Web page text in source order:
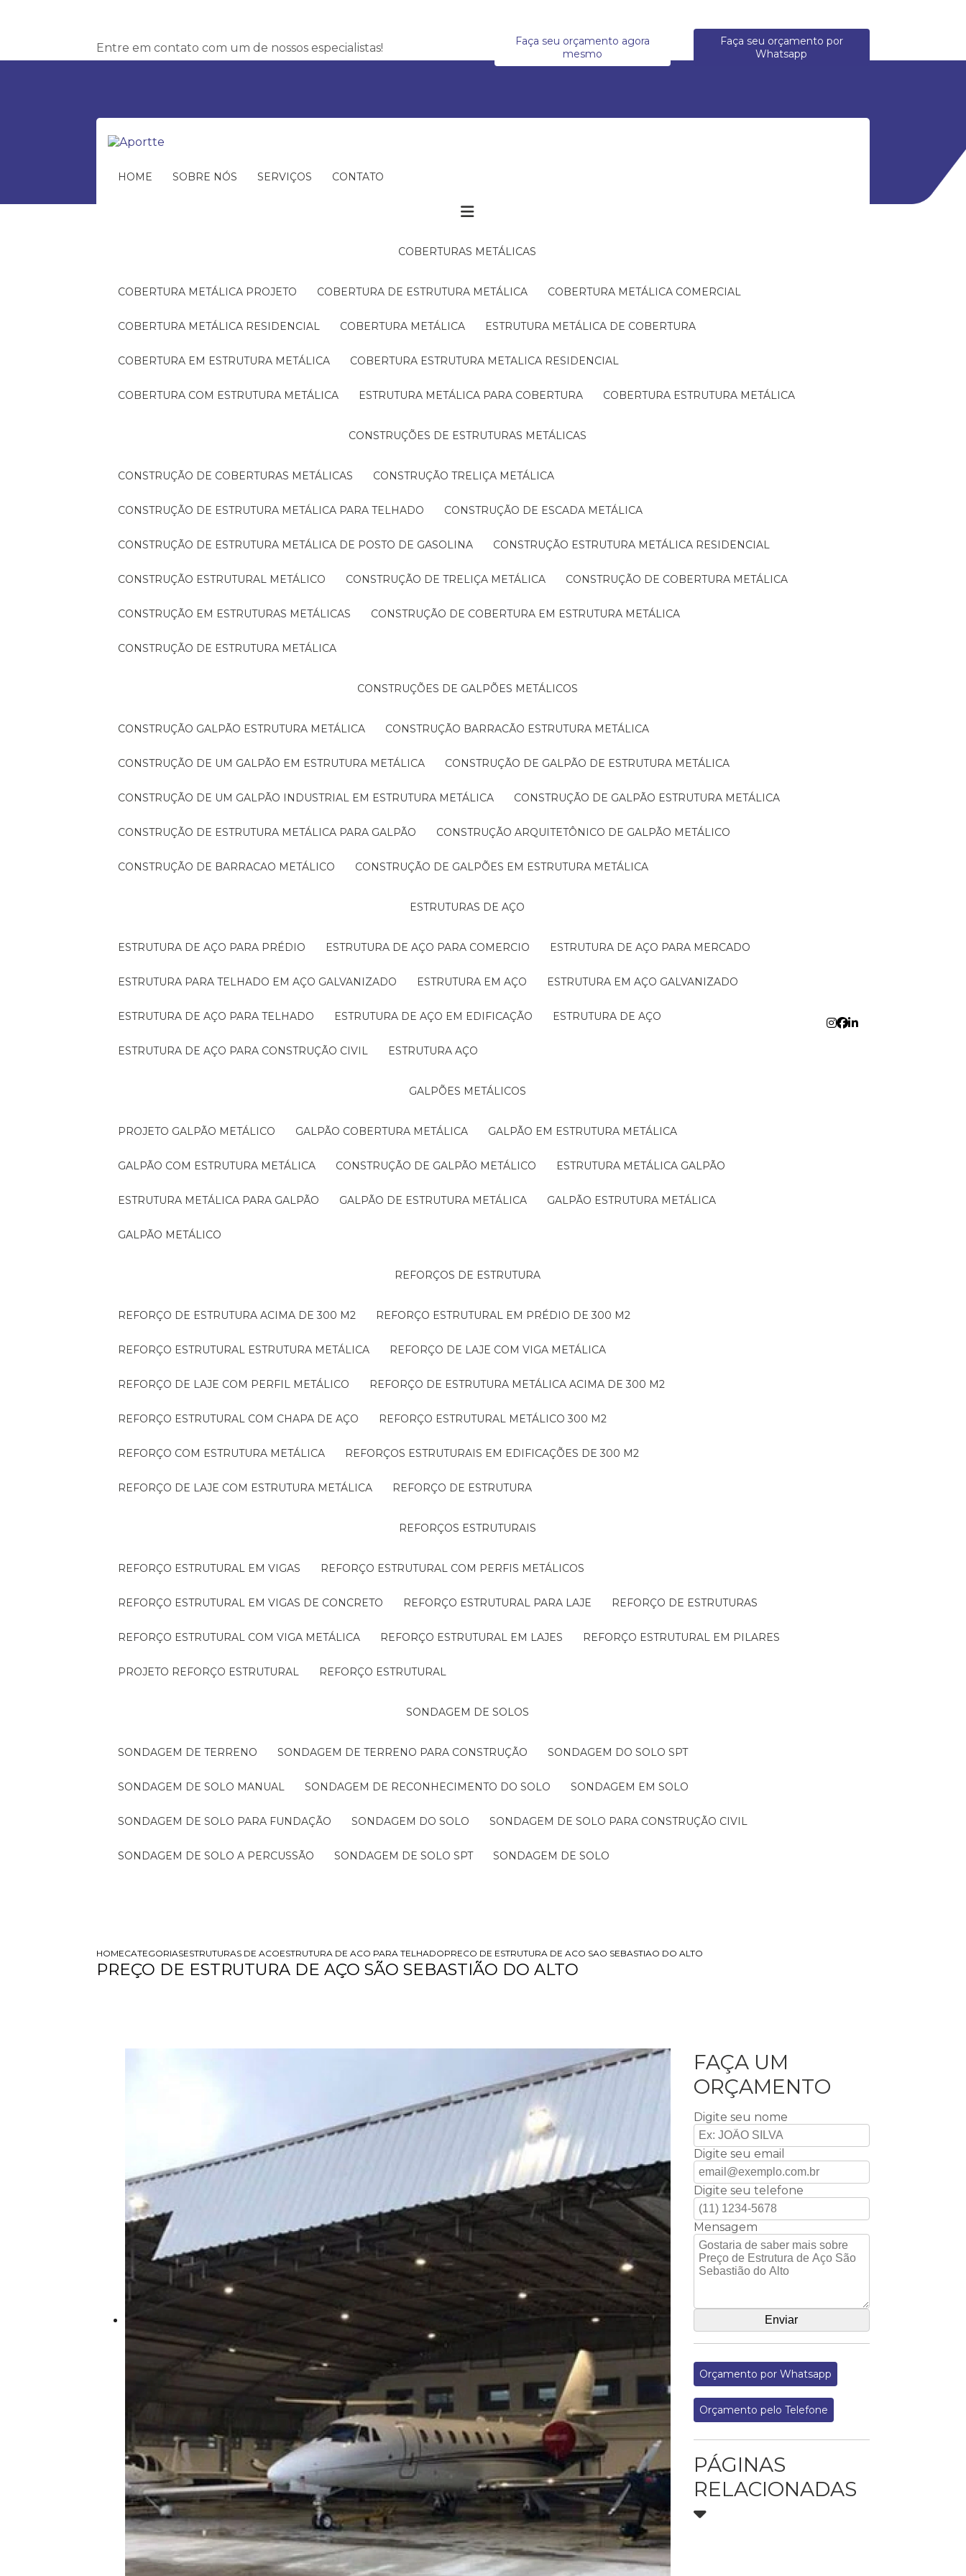
Entre em contato com um de nossos especialistas!
Faça seu orçamento agora
mesmo
Faça seu orçamento por
Whatsapp
HOME SOBRE NÓS SERVIÇOS CONTATO
COBERTURAS METÁLICAS
COBERTURA METÁLICA PROJETO COBERTURA DE ESTRUTURA METÁLICA COBERTURA METÁLICA COMERCIAL
COBERTURA METÁLICA RESIDENCIAL COBERTURA METÁLICA ESTRUTURA METÁLICA DE COBERTURA
COBERTURA EM ESTRUTURA METÁLICA COBERTURA ESTRUTURA METALICA RESIDENCIAL
COBERTURA COM ESTRUTURA METÁLICA ESTRUTURA METÁLICA PARA COBERTURA COBERTURA ESTRUTURA METÁLICA
CONSTRUÇÕES DE ESTRUTURAS METÁLICAS
CONSTRUÇÃO DE COBERTURAS METÁLICAS CONSTRUÇÃO TRELIÇA METÁLICA
CONSTRUÇÃO DE ESTRUTURA METÁLICA PARA TELHADO CONSTRUÇÃO DE ESCADA METÁLICA
CONSTRUÇÃO DE ESTRUTURA METÁLICA DE POSTO DE GASOLINA CONSTRUÇÃO ESTRUTURA METÁLICA RESIDENCIAL
CONSTRUÇÃO ESTRUTURAL METÁLICO CONSTRUÇÃO DE TRELIÇA METÁLICA CONSTRUÇÃO DE COBERTURA METÁLICA
CONSTRUÇÃO EM ESTRUTURAS METÁLICAS CONSTRUÇÃO DE COBERTURA EM ESTRUTURA METÁLICA
CONSTRUÇÃO DE ESTRUTURA METÁLICA
CONSTRUÇÕES DE GALPÕES METÁLICOS
CONSTRUÇÃO GALPÃO ESTRUTURA METÁLICA CONSTRUÇÃO BARRACÃO ESTRUTURA METÁLICA
CONSTRUÇÃO DE UM GALPÃO EM ESTRUTURA METÁLICA CONSTRUÇÃO DE GALPÃO DE ESTRUTURA METÁLICA
CONSTRUÇÃO DE UM GALPÃO INDUSTRIAL EM ESTRUTURA METÁLICA CONSTRUÇÃO DE GALPÃO ESTRUTURA METÁLICA
CONSTRUÇÃO DE ESTRUTURA METÁLICA PARA GALPÃO CONSTRUÇÃO ARQUITETÔNICO DE GALPÃO METÁLICO
CONSTRUÇÃO DE BARRACAO METÁLICO CONSTRUÇÃO DE GALPÕES EM ESTRUTURA METÁLICA
ESTRUTURAS DE AÇO
ESTRUTURA DE AÇO PARA PRÉDIO ESTRUTURA DE AÇO PARA COMERCIO ESTRUTURA DE AÇO PARA MERCADO
ESTRUTURA PARA TELHADO EM AÇO GALVANIZADO ESTRUTURA EM AÇO ESTRUTURA EM AÇO GALVANIZADO
ESTRUTURA DE AÇO PARA TELHADO ESTRUTURA DE AÇO EM EDIFICAÇÃO ESTRUTURA DE AÇO
ESTRUTURA DE AÇO PARA CONSTRUÇÃO CIVIL ESTRUTURA AÇO
GALPÕES METÁLICOS
PROJETO GALPÃO METÁLICO GALPÃO COBERTURA METÁLICA GALPÃO EM ESTRUTURA METÁLICA
GALPÃO COM ESTRUTURA METÁLICA CONSTRUÇÃO DE GALPÃO METÁLICO ESTRUTURA METÁLICA GALPÃO
ESTRUTURA METÁLICA PARA GALPÃO GALPÃO DE ESTRUTURA METÁLICA GALPÃO ESTRUTURA METÁLICA
GALPÃO METÁLICO
REFORÇOS DE ESTRUTURA
REFORÇO DE ESTRUTURA ACIMA DE 300 M2 REFORÇO ESTRUTURAL EM PRÉDIO DE 300 M2
REFORÇO ESTRUTURAL ESTRUTURA METÁLICA REFORÇO DE LAJE COM VIGA METÁLICA
REFORÇO DE LAJE COM PERFIL METÁLICO REFORÇO DE ESTRUTURA METÁLICA ACIMA DE 300 M2
REFORÇO ESTRUTURAL COM CHAPA DE AÇO REFORÇO ESTRUTURAL METÁLICO 300 M2
REFORÇO COM ESTRUTURA METÁLICA REFORÇOS ESTRUTURAIS EM EDIFICAÇÕES DE 300 M2
REFORÇO DE LAJE COM ESTRUTURA METÁLICA REFORÇO DE ESTRUTURA
REFORÇOS ESTRUTURAIS
REFORÇO ESTRUTURAL EM VIGAS REFORÇO ESTRUTURAL COM PERFIS METÁLICOS
REFORÇO ESTRUTURAL EM VIGAS DE CONCRETO REFORÇO ESTRUTURAL PARA LAJE REFORÇO DE ESTRUTURAS
REFORÇO ESTRUTURAL COM VIGA METÁLICA REFORÇO ESTRUTURAL EM LAJES REFORÇO ESTRUTURAL EM PILARES
PROJETO REFORÇO ESTRUTURAL REFORÇO ESTRUTURAL
SONDAGEM DE SOLOS
SONDAGEM DE TERRENO SONDAGEM DE TERRENO PARA CONSTRUÇÃO SONDAGEM DO SOLO SPT
SONDAGEM DE SOLO MANUAL SONDAGEM DE RECONHECIMENTO DO SOLO SONDAGEM EM SOLO
SONDAGEM DE SOLO PARA FUNDAÇÃO SONDAGEM DO SOLO SONDAGEM DE SOLO PARA CONSTRUÇÃO CIVIL
SONDAGEM DE SOLO A PERCUSSÃO SONDAGEM DE SOLO SPT SONDAGEM DE SOLO
HOMECATEGORIASESTRUTURAS DE ACOESTRUTURA DE ACO PARA TELHADOPRECO DE ESTRUTURA DE ACO SAO SEBASTIAO DO ALTO
PREÇO DE ESTRUTURA DE AÇO SÃO SEBASTIÃO DO ALTO
FAÇA UM
ORÇAMENTO
Digite seu nome
Digite seu email
Digite seu telefone
Mensagem
Orçamento por Whatsapp
Orçamento pelo Telefone
PÁGINAS
RELACIONADAS